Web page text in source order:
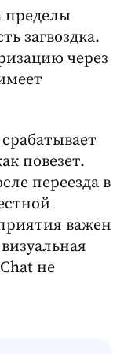
пределы
загвоздка.
через
повезет.
переезда в
важен
не